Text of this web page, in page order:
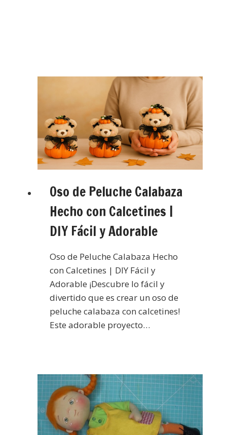
Oso de Peluche Calabaza
Hecho con Calcetines |
DIY Fácil y Adorable
Oso de Peluche Calabaza Hecho
con Calcetines | DIY Fácil y
Adorable ¡Descubre lo fácil y
divertido que es crear un oso de
peluche calabaza con calcetines!
Este adorable proyecto…